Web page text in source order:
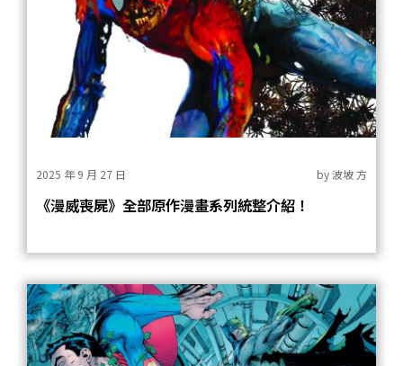
2025 年 9 月 27 日 by波坡 方
《漫威喪屍》全部原作漫畫系列統整介紹！